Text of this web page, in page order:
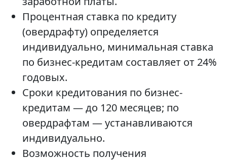
Процентная ставка по кредиту
(овердрафту) определяется
индивидуально, минимальная ставка
по бизнес-кредитам составляет от 24%
годовых.
Сроки кредитования по бизнес-
кредитам — до 120 месяцев; по
овердрафтам — устанавливаются
индивидуально.
Возможность получения